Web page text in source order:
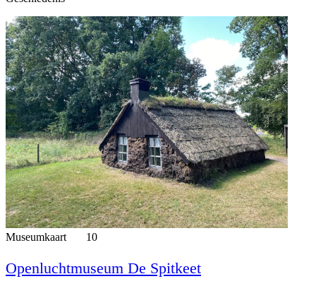
Museumkaart 10
Openluchtmuseum De Spitkeet